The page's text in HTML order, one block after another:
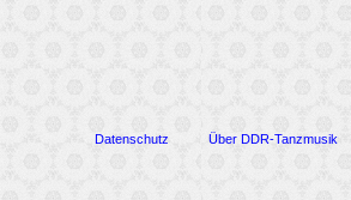
Datenschutz Über DDR-Tanzmusik